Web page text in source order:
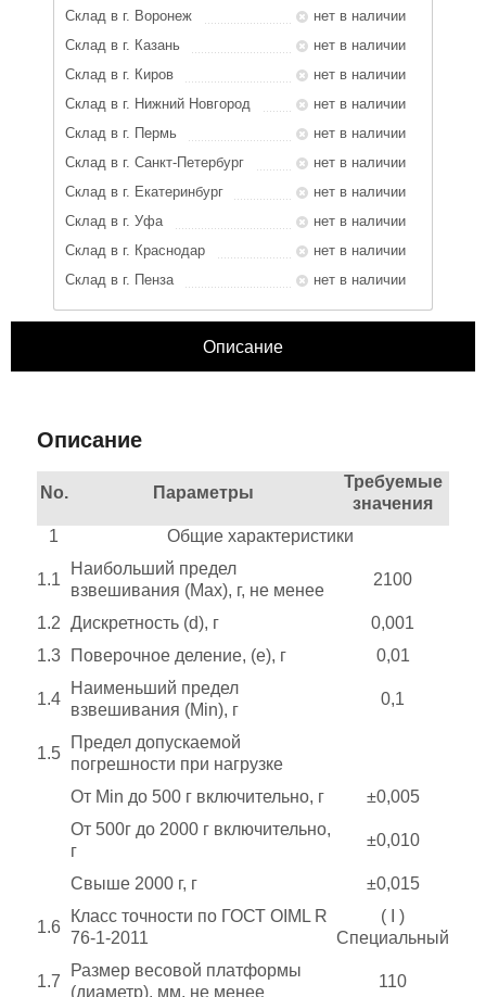
Склад в г. Воронеж
нет в наличии
Склад в г. Казань
нет в наличии
Склад в г. Киров
нет в наличии
Склад в г. Нижний Новгород
нет в наличии
Склад в г. Пермь
нет в наличии
Склад в г. Санкт-Петербург
нет в наличии
Склад в г. Екатеринбург
нет в наличии
Склад в г. Уфа
нет в наличии
Склад в г. Краснодар
нет в наличии
Склад в г. Пенза
нет в наличии
Описание
Описание
No. Параметры
Требуемые
значения
1
Общие характеристики
1.1
Наибольший предел
взвешивания (Max), г, не менее
2100
1.2 Дискретность (d), г
0,001
1.3
Поверочное деление, (e), г 0,01
1.4
Наименьший предел
взвешивания (Min), г
0,1
1.5
Предел допускаемой
погрешности при нагрузке
От Min до 500 г включительно, г
±0,005
От 500г до 2000 г включительно,
г
±0,010
Свыше 2000 г, г ±0,015
1.6
Класс точности по ГОСТ OIML R
76-1-2011
( I )
Специальный
1.7
Размер весовой платформы
(диаметр), мм, не менее
110